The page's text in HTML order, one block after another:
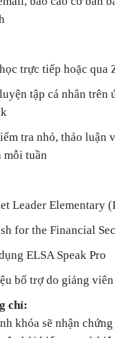
trực tiếp hoặc qua
tập cá nhân trên
tra nhỏ, thảo luận
mỗi tuần
Leader Elementary
for the Financial
ELSA Speak Pro
bổ trợ do giảng viên
chỉ:
khóa sẽ nhận